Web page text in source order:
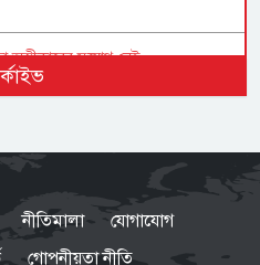
অস্বীকারের সুযোগ নেই
পরও পাহাড়ে শান্তির অপেক্ষা
ফেরেনি—পাহাড়ে কেন
অশান্তি?
নীতিমালা
যোগাযোগ
গোপনীয়তা নীতি